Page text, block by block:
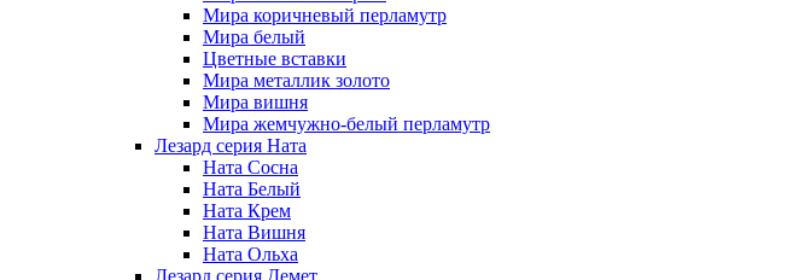
Мира коричневый перламутр
Мира белый
Цветные вставки
Мира металлик золото
Мира вишня
Мира жемчужно-белый перламутр
Лезард серия Ната
Ната Сосна
Ната Белый
Ната Крем
Ната Вишня
Ната Ольха
Лезард серия Демет